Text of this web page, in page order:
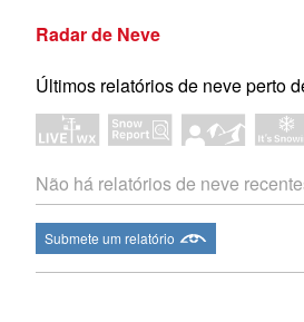
Radar de Neve
Últimos relatórios de neve perto
Não há relatórios de neve
Submete um relatório